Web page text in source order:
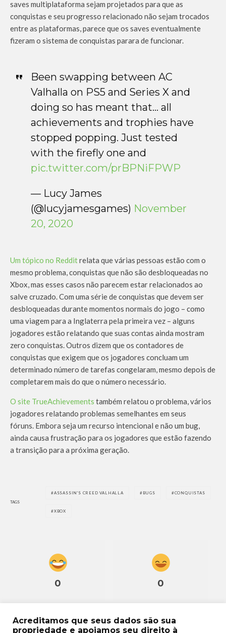
saves multiplataforma sejam projetados para que as
conquistas e seu progresso relacionado não sejam trocados
entre as plataformas, parece que os saves eventualmente
fizeram o sistema de conquistas parara de funcionar.
Been swapping between AC
Valhalla on PS5 and Series X and
doing so has meant that… all
achievements and trophies have
stopped popping. Just tested
with the firefly one and
pic.twitter.com/prBPNiFPWP
— Lucy James
(@lucyjamesgames) November
20, 2020
Um tópico no Redditrelata que várias pessoas estão com o
mesmo problema, conquistas que não são desbloqueadas no
Xbox, mas esses casos não parecem estar relacionados ao
salve cruzado. Com uma série de conquistas que devem ser
desbloqueadas durante momentos normais do jogo – como
uma viagem para a Inglaterra pela primeira vez – alguns
jogadores estão relatando que suas contas ainda mostram
zero conquistas. Outros dizem que os contadores de
conquistas que exigem que os jogadores concluam um
determinado número de tarefas congelaram, mesmo depois de
completarem mais do que o número necessário.
O site TrueAchievements também relatou o problema, vários
jogadores relatando problemas semelhantes em seus
fóruns. Embora seja um recurso intencional e não um bug,
ainda causa frustração para os jogadores que estão fazendo
a transição para a próxima geração.
TAGS
ASSASSIN'S CREED VALHALLA BUGS CONQUISTAS
XBOX
0 0
Acreditamos que seus dados são sua
propriedade e apoiamos seu direito à